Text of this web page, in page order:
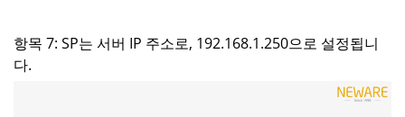
항목 7: SP는 서버 IP 주소로, 192.168.1.250으로 설정됩니
다.